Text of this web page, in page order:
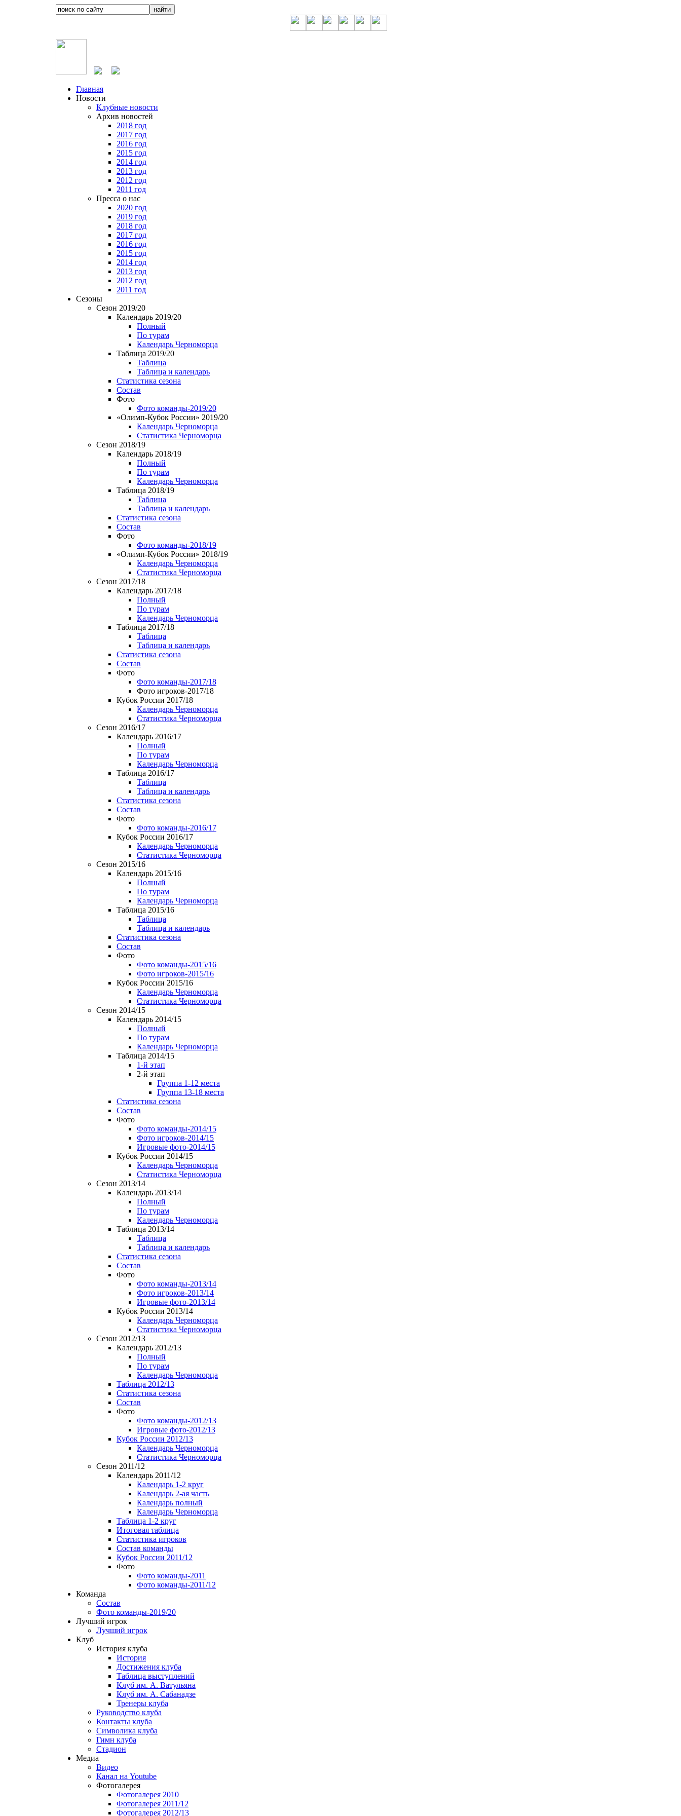
Главная
Новости
Клубные новости
Архив новостей
2018 год
2017 год
2016 год
2015 год
2014 год
2013 год
2012 год
2011 год
Пресса о нас
2020 год
2019 год
2018 год
2017 год
2016 год
2015 год
2014 год
2013 год
2012 год
2011 год
Сезоны
Сезон 2019/20
Календарь 2019/20
Полный
По турам
Календарь Черноморца
Таблица 2019/20
Таблица
Таблица и календарь
Статистика сезона
Состав
Фото
Фото команды-2019/20
«Олимп-Кубок России» 2019/20
Календарь Черноморца
Статистика Черноморца
Сезон 2018/19
Календарь 2018/19
Полный
По турам
Календарь Черноморца
Таблица 2018/19
Таблица
Таблица и календарь
Статистика сезона
Состав
Фото
Фото команды-2018/19
«Олимп-Кубок России» 2018/19
Календарь Черноморца
Статистика Черноморца
Сезон 2017/18
Календарь 2017/18
Полный
По турам
Календарь Черноморца
Таблица 2017/18
Таблица
Таблица и календарь
Статистика сезона
Состав
Фото
Фото команды-2017/18
Фото игроков-2017/18
Кубок России 2017/18
Календарь Черноморца
Статистика Черноморца
Сезон 2016/17
Календарь 2016/17
Полный
По турам
Календарь Черноморца
Таблица 2016/17
Таблица
Таблица и календарь
Статистика сезона
Состав
Фото
Фото команды-2016/17
Кубок России 2016/17
Календарь Черноморца
Статистика Черноморца
Сезон 2015/16
Календарь 2015/16
Полный
По турам
Календарь Черноморца
Таблица 2015/16
Таблица
Таблица и календарь
Статистика сезона
Состав
Фото
Фото команды-2015/16
Фото игроков-2015/16
Кубок России 2015/16
Календарь Черноморца
Статистика Черноморца
Сезон 2014/15
Календарь 2014/15
Полный
По турам
Календарь Черноморца
Таблица 2014/15
1-й этап
2-й этап
Группа 1-12 места
Группа 13-18 места
Статистика сезона
Состав
Фото
Фото команды-2014/15
Фото игроков-2014/15
Игровые фото-2014/15
Кубок России 2014/15
Календарь Черноморца
Статистика Черноморца
Сезон 2013/14
Календарь 2013/14
Полный
По турам
Календарь Черноморца
Таблица 2013/14
Таблица
Таблица и календарь
Статистика сезона
Состав
Фото
Фото команды-2013/14
Фото игроков-2013/14
Игровые фото-2013/14
Кубок России 2013/14
Календарь Черноморца
Статистика Черноморца
Сезон 2012/13
Календарь 2012/13
Полный
По турам
Календарь Черноморца
Таблица 2012/13
Статистика сезона
Состав
Фото
Фото команды-2012/13
Игровые фото-2012/13
Кубок России 2012/13
Календарь Черноморца
Статистика Черноморца
Сезон 2011/12
Календарь 2011/12
Календарь 1-2 круг
Календарь 2-ая часть
Календарь полный
Календарь Черноморца
Таблица 1-2 круг
Итоговая таблица
Статистика игроков
Состав команды
Кубок России 2011/12
Фото
Фото команды-2011
Фото команды-2011/12
Команда
Состав
Фото команды-2019/20
Лучший игрок
Лучший игрок
Клуб
История клуба
История
Достижения клуба
Таблица выступлений
Клуб им. А. Ватульяна
Клуб им. А. Сабанадзе
Тренеры клуба
Руководство клуба
Контакты клуба
Символика клуба
Гимн клуба
Стадион
Медиа
Видео
Канал на Youtube
Фотогалерея
Фотогалерея 2010
Фотогалерея 2011/12
Фотогалерея 2012/13